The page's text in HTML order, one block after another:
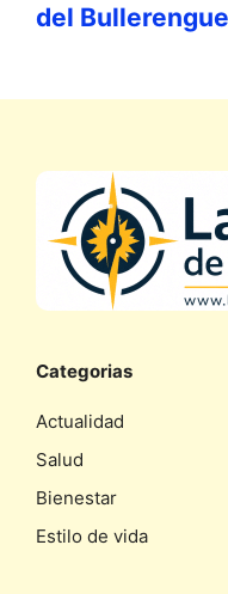
del Bullerengue
Categorias
Actualidad
Salud
Bienestar
Estilo de vida